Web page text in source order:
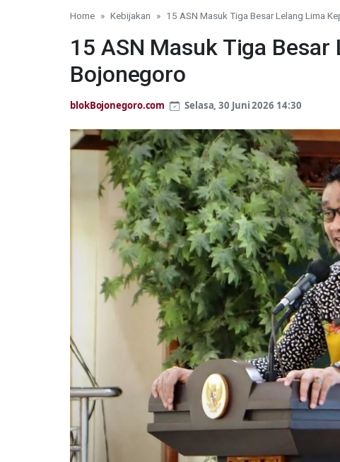
Home Kebijakan 15 ASN Masuk Tiga Besar Lelang Lima
15 ASN Masuk Tiga Besar
Bojonegoro
blokBojonegoro.com Selasa, 30 Juni 2026 14:30